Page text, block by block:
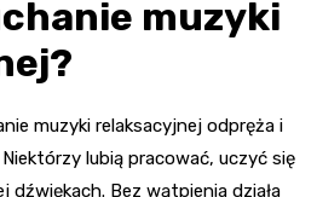
muzyki
muzyki relaksacyjnej odpręża i
lubią pracować, uczyć się
dźwiękach. Bez wątpienia działa